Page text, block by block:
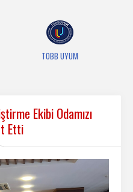
TOBB UYUM
Ekibi Odamızı
Etti